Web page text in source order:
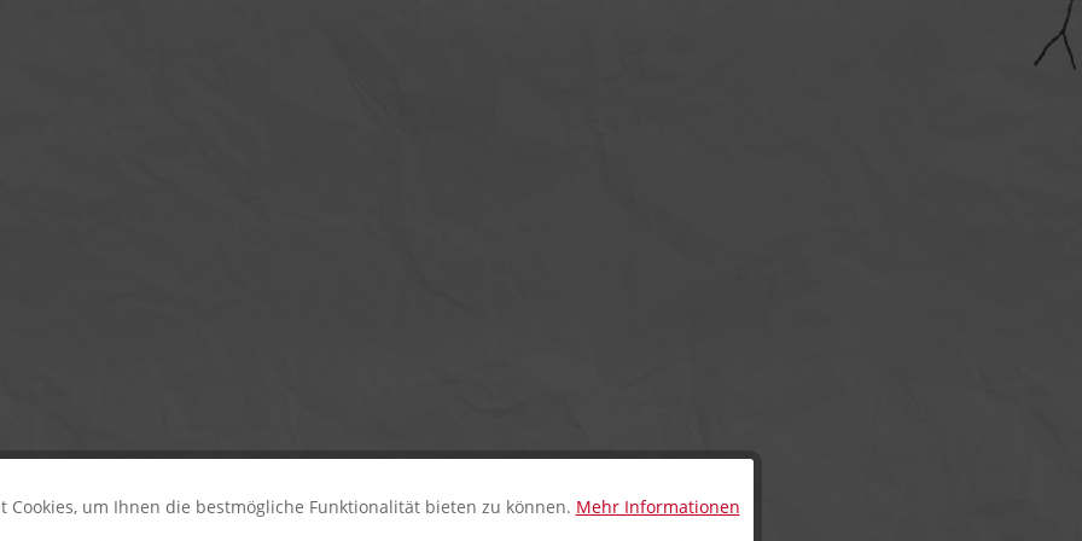
Aktiv
Cookies, um Ihnen die bestmögliche Funktionalität bieten zu können. Mehr Informationen